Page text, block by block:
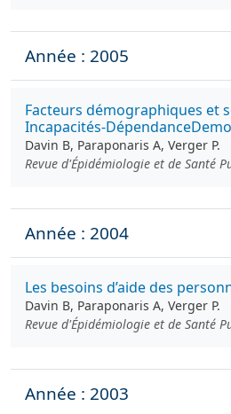
Année : 2005
Facteurs démographiques et
Incapacités-
Davin B, Paraponaris A, Verger P.
Revue d'Épidémiologie et de Santé
Année : 2004
Les besoins d’aide des
Davin B, Paraponaris A, Verger P.
Revue d'Épidémiologie et de Santé
Année : 2003